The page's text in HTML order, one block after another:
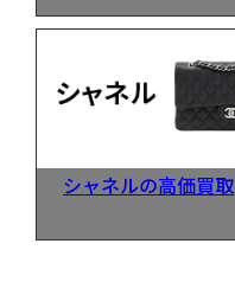
シャネルの高価買取